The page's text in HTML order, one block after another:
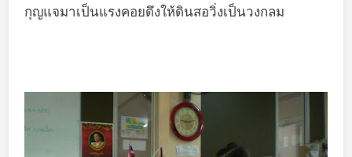
กุญแจมาเป็นแรงคอยดึงให้ดินสอวิ่งเป็นวงกลม